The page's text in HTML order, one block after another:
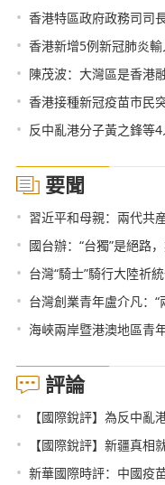
• 香港特區政府政務司司
• 香港新增5例新冠肺炎
• 陳茂波：大灣區是香港
• 香港接種新冠疫苗市民
• 反中亂港分子黃之鋒等
要聞
• 習近平和母親：兩代共
• 國台辦：“台獨”是絕路，
• 台灣“騎士”騎行大陸祈
• 台灣創業青年盧介凡：
• 海峽兩岸暨港澳地區青
評論
• 【國際銳評】為反中
• 【國際銳評】新疆真
• 新華國際時評：中國疫